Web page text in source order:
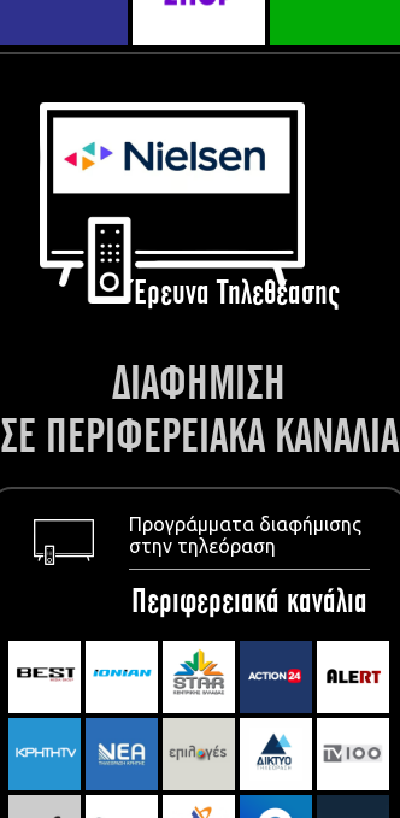
Έρευνα Τηλεθέασης
ΔΙΑΦΗΜΙΣΗ
ΣΕ ΠΕΡΙΦΕΡΕΙΑΚΑ ΚΑΝΑΛΙΑ
Προγράμματα διαφήμισης
στην τηλεόραση
Περιφερειακά κανάλια